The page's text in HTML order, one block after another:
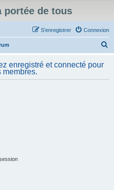
portée de tous
Connexion
S’enregistrer
h
enregistré et connecté pour
membres.